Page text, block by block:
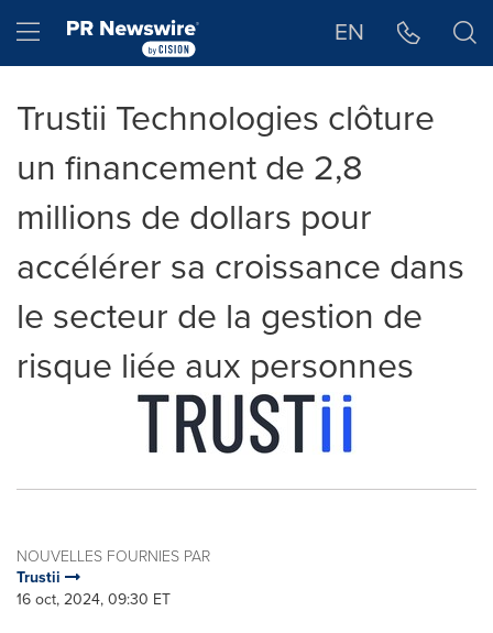
Hamburger menu EN
Trustii Technologies clôture
un financement de 2,8
millions de dollars pour
accélérer sa croissance dans
le secteur de la gestion de
risque liée aux personnes
NOUVELLES FOURNIES PAR
Trustii
16 oct, 2024, 09:30 ET